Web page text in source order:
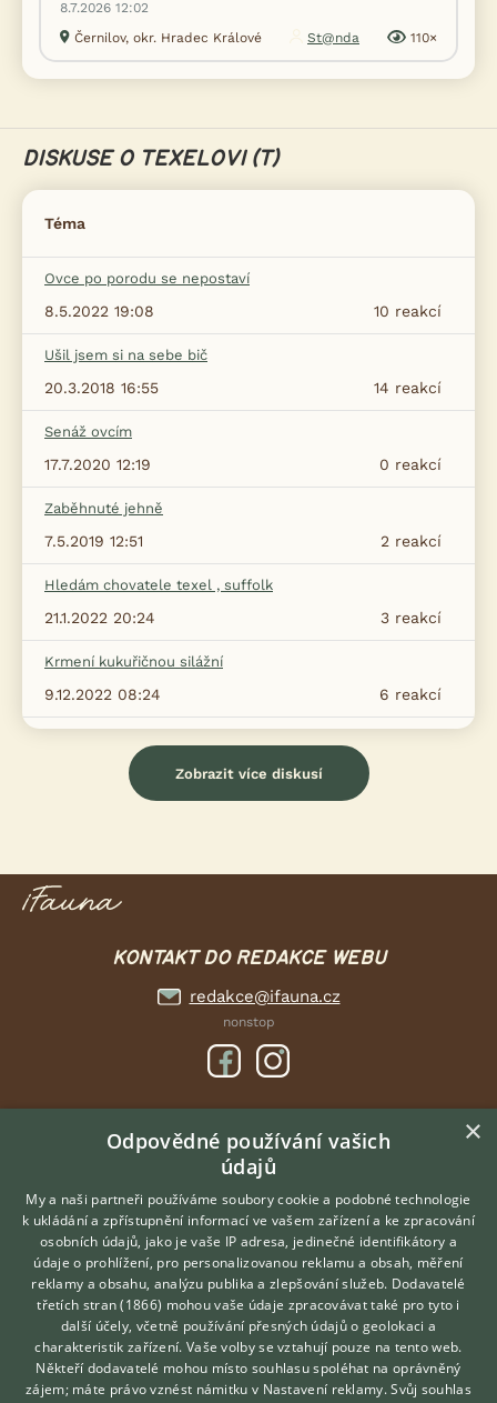
8.7.2026 12:02
Černilov, okr. Hradec Králové
St@nda 110×
DISKUSE O TEXELOVI (T)
Téma
Ovce po porodu se nepostaví
10 reakcí
8.5.2022 19:08
Ušil jsem si na sebe bič
14 reakcí
20.3.2018 16:55
Senáž ovcím
0 reakcí
17.7.2020 12:19
Zaběhnuté jehně
2 reakcí
7.5.2019 12:51
Hledám chovatele texel , suffolk
3 reakcí
21.1.2022 20:24
Krmení kukuřičnou silážní
6 reakcí
9.12.2022 08:24
Zobrazit více diskusí
KONTAKT DO REDAKCE WEBU
redakce@ifauna.cz
nonstop
DOMOVSKÁ STRÁNKA
INZERCE
DISKUSE
ČLÁNKY
O nás
Kontakt
Možnosti zvýraznění inzerátů
Podmínky užití
Zpracování osobních údajů
Hledáte zvířecího kamaráda?
Zdarma vám poradí
VETERINÁŘ ONLINE
KONZULTOVAT S
VETERINÁŘEM
×
Odpovědné používání vašich
údajů
My a naši partneři používáme soubory cookie a podobné technologie
k ukládání a zpřístupnění informací ve vašem zařízení a ke zpracování
osobních údajů, jako je vaše IP adresa, jedinečné identifikátory a
údaje o prohlížení, pro personalizovanou reklamu a obsah, měření
reklamy a obsahu, analýzu publika a zlepšování služeb. Dodavatelé
třetích stran (1866) mohou vaše údaje zpracovávat také pro tyto i
další účely, včetně používání přesných údajů o geolokaci a
charakteristik zařízení. Vaše volby se vztahují pouze na tento web.
Někteří dodavatelé mohou místo souhlasu spoléhat na oprávněný
zájem; máte právo vznést námitku v Nastavení reklamy. Svůj souhlas